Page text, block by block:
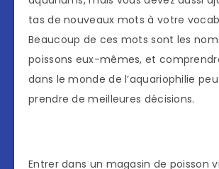
tas de nouveaux mots à votre
Beaucoup de ces mots sont les
poissons eux-mêmes, et
dans le monde de l’aquariophilie
prendre de meilleures décisions.
Entrer dans un magasin de poisson